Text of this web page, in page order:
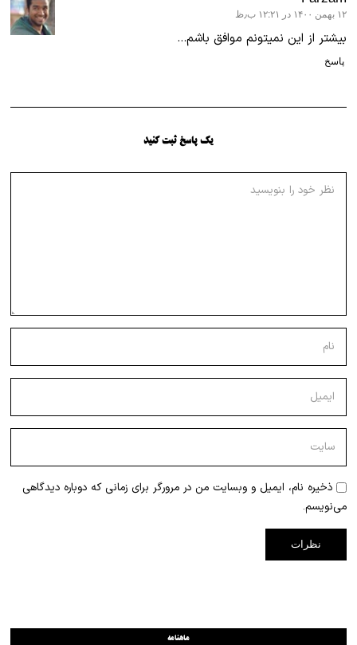
گفت:
۱۲ بهمن ۱۴۰۰ در ۱۲:۲۱ ب٫ظ
بیشتر از این نمیتونم موافق باشم…
پاسخ
یک پاسخ ثبت کنید
ذخیره نام، ایمیل و وبسایت من در مرورگر برای زمانی که دوباره دیدگاهی
می‌نویسم.
ماهنامه